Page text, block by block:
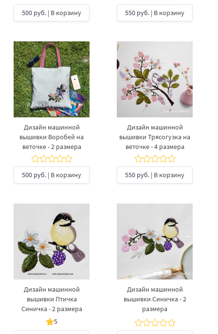
500 руб. | В корзину 550 руб. | В корзину
Дизайн машинной
вышивки Воробей на
веточке - 2 размера
500 руб. | В корзину
Дизайн машинной
вышивки Трясогузка на
веточке - 4 размера
550 руб. | В корзину
Дизайн машинной
вышивки Птичка
Синичка - 2 размера
5
Дизайн машинной
вышивки Синичка - 2
размера